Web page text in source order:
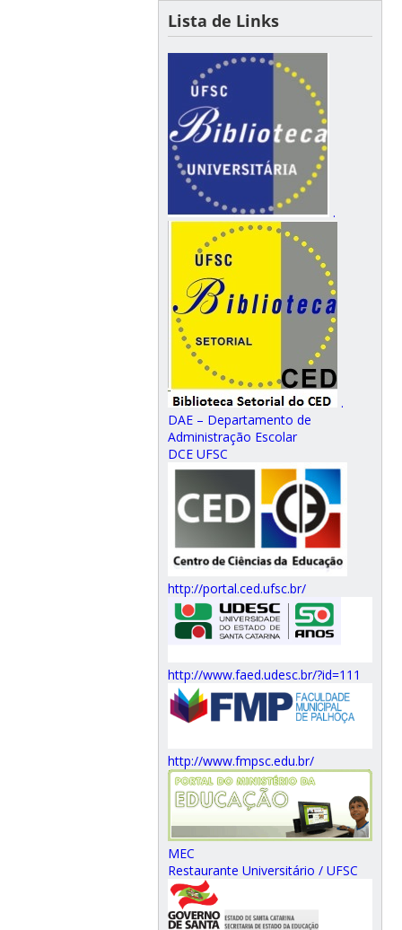
Lista de Links
.
.
DAE – Departamento de
Administração Escolar
DCE UFSC
http://portal.ced.ufsc.br/
http://www.faed.udesc.br/?id=111
http://www.fmpsc.edu.br/
MEC
Restaurante Universitário / UFSC